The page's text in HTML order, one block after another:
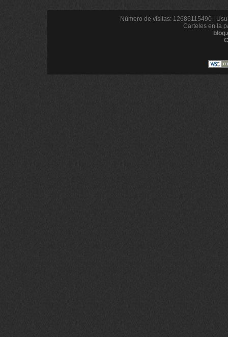
Número de visitas: 12686115490 |
Carteles en la